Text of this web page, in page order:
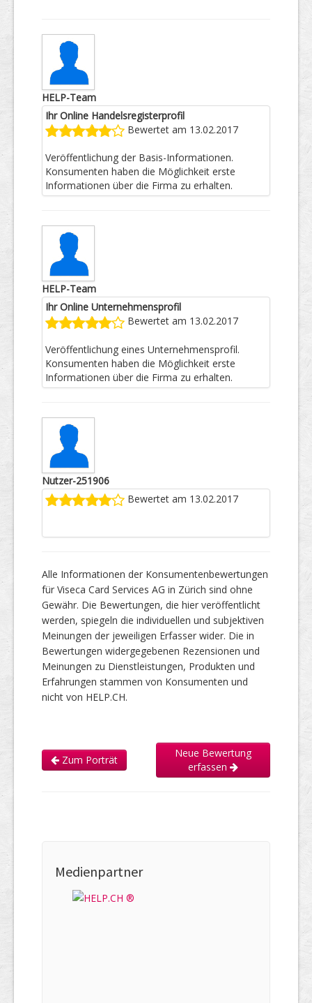
HELP-Team
Ihr Online Handelsregisterprofil
Bewertet am 13.02.2017
Veröffentlichung der Basis-Informationen.
Konsumenten haben die Möglichkeit erste
Informationen über die Firma zu erhalten.
HELP-Team
Ihr Online Unternehmensprofil
Bewertet am 13.02.2017
Veröffentlichung eines Unternehmensprofil.
Konsumenten haben die Möglichkeit erste
Informationen über die Firma zu erhalten.
Nutzer-251906
Bewertet am 13.02.2017
Alle Informationen der Konsumentenbewertungen
für Viseca Card Services AG in Zürich sind ohne
Gewähr. Die Bewertungen, die hier veröffentlicht
werden, spiegeln die individuellen und subjektiven
Meinungen der jeweiligen Erfasser wider. Die in
Bewertungen widergegebenen Rezensionen und
Meinungen zu Dienstleistungen, Produkten und
Erfahrungen stammen von Konsumenten und
nicht von HELP.CH.
Zum Porträt
Neue Bewertung
erfassen
Medienpartner